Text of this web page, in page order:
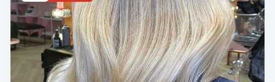
Gellack med förstärkning
Gravidmassage